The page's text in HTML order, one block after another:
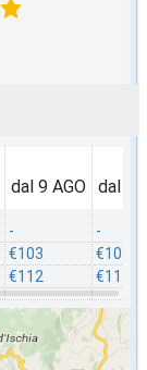
dal 9 AGO
-
€103
€112
dal 16
-
€103
€112